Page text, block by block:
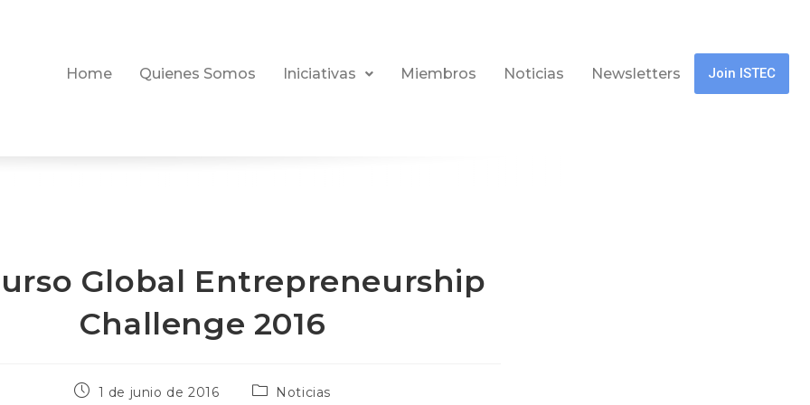
Home Quienes Somos Iniciativas Miembros Noticias Newsletters Join ISTEC
Global Entrepreneurship
Challenge 2016
1 de junio de 2016 Noticias